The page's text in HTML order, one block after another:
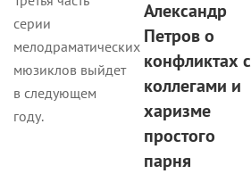
серии
мелодраматических
мюзиклов выйдет
в следующем
году.
Александр
Петров о
конфликтах с
коллегами и
харизме
простого
парня